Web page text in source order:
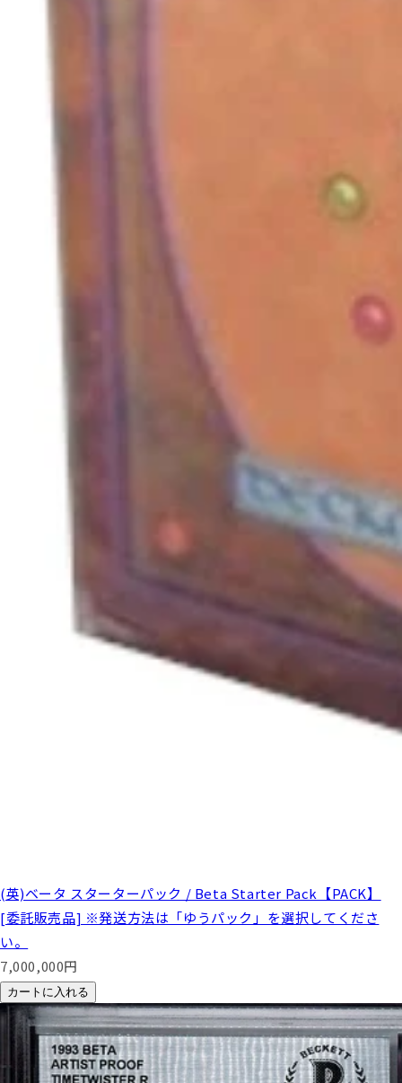
(英)ベータ スターターパック / Beta Starter Pack【PACK】
[委託販売品] ※発送方法は「ゆうパック」を選択してくださ
い。
7,000,000円
カートに入れる